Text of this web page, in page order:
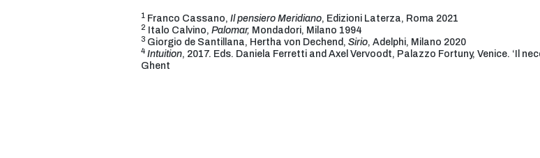
1 Franco Cassano, Il pensiero Meridiano, Edizioni Laterza, Roma 2021
2 Italo Calvino, Palomar, Mondadori, Milano 1994
3 Giorgio de Santillana, Hertha von Dechend, Sirio, Adelphi, Milano 2020
4 Intuition, 2017. Eds. Daniela Ferretti and Axel Vervoodt, Palazzo Fortuny, Venice. ‘Il
Ghent